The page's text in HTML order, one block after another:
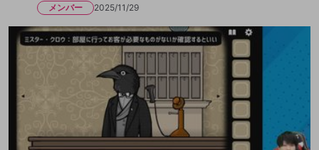
メンバー
2025/11/29